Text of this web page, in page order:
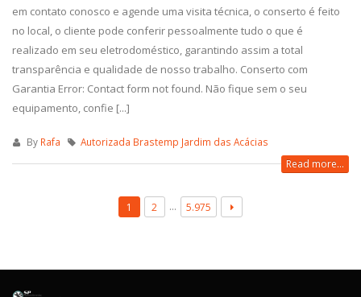
em contato conosco e agende uma visita técnica, o conserto é feito
no local, o cliente pode conferir pessoalmente tudo o que é
realizado em seu eletrodoméstico, garantindo assim a total
transparência e qualidade de nosso trabalho. Conserto com
Garantia Error: Contact form not found. Não fique sem o seu
equipamento, confie [...]
By Rafa Autorizada Brastemp Jardim das Acácias
Read more...
1 2 … 5.975